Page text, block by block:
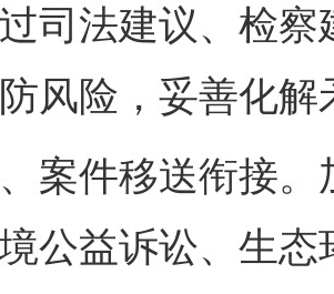
司法建议、检
风险，妥善化解
件移送衔接。
公益诉讼、生